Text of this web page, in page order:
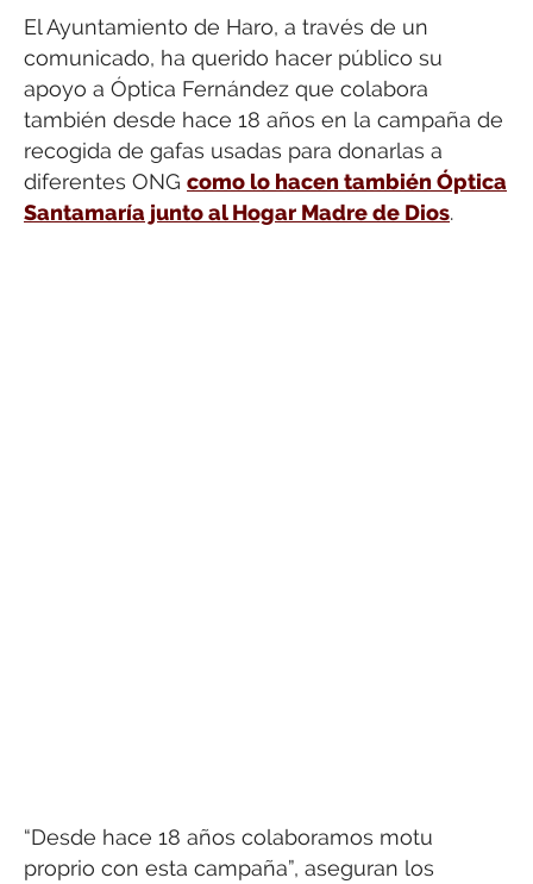
El Ayuntamiento de Haro, a través de un
comunicado, ha querido hacer público su
apoyo a Óptica Fernández que colabora
también desde hace 18 años en la campaña de
recogida de gafas usadas para donarlas a
diferentes ONG como lo hacen también Óptica
Santamaría junto al Hogar Madre de Dios.
“Desde hace 18 años colaboramos motu
proprio con esta campaña”, aseguran los